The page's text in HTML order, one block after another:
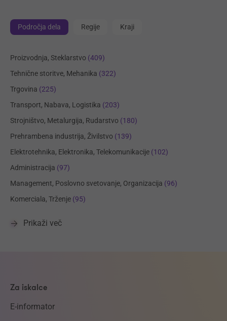
Področja dela Regije Kraji
Proizvodnja, Steklarstvo (409)
Tehnične storitve, Mehanika (322)
Trgovina (225)
Transport, Nabava, Logistika (203)
Strojništvo, Metalurgija, Rudarstvo (180)
Prehrambena industrija, Živilstvo (139)
Elektrotehnika, Elektronika, Telekomunikacije (102)
Administracija (97)
Management, Poslovno svetovanje, Organizacija (96)
Komerciala, Trženje (95)
Prikaži več
Za iskalce
E-informator